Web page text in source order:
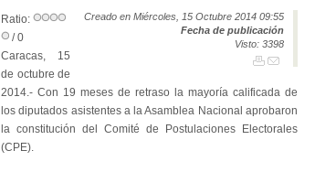
Creado en Miércoles, 15 Octubre 2014 09:55
Fecha de publicación
Visto: 3398
Ratio:
/ 0
Caracas, 15
de octubre de
2014.- Con 19 meses de retraso la mayoría calificada de
los diputados asistentes a la Asamblea Nacional aprobaron
la constitución del Comité de Postulaciones Electorales
(CPE).